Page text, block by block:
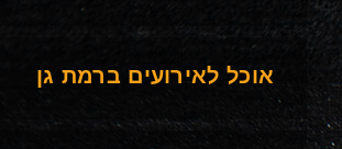
אוכל לאירועים ברמת גן